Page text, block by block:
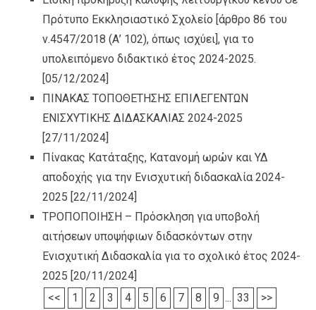
Πρότυπο Εκκλησιαστικό Σχολείο [άρθρο 86 του
ν.4547/2018 (Α’ 102), όπως ισχύει], για το
υπολειπόμενο διδακτικό έτος 2024-2025.
[05/12/2024]
ΠΙΝΑΚΑΣ ΤΟΠΟΘΕΤΗΣΗΣ ΕΠΙΛΕΓΕΝΤΩΝ
ΕΝΙΣΧΥΤΙΚΗΣ ΔΙΔΑΣΚΑΛΙΑΣ 2024-2025
[27/11/2024]
Πίνακας Κατάταξης, Κατανομή ωρών και ΥΔ
αποδοχής για την Ενισχυτική διδασκαλία 2024-
2025 [22/11/2024]
ΤΡΟΠΟΠΟΙΗΣΗ – Πρόσκληση για υποβολή
αιτήσεων υποψήφιων διδασκόντων στην
Ενισχυτική Διδασκαλία για το σχολικό έτος 2024-
2025 [20/11/2024]
<<
1 2 3 4 5 6 7 8 9 ... 33 >>